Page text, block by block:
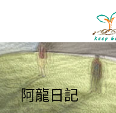
阿龍日記